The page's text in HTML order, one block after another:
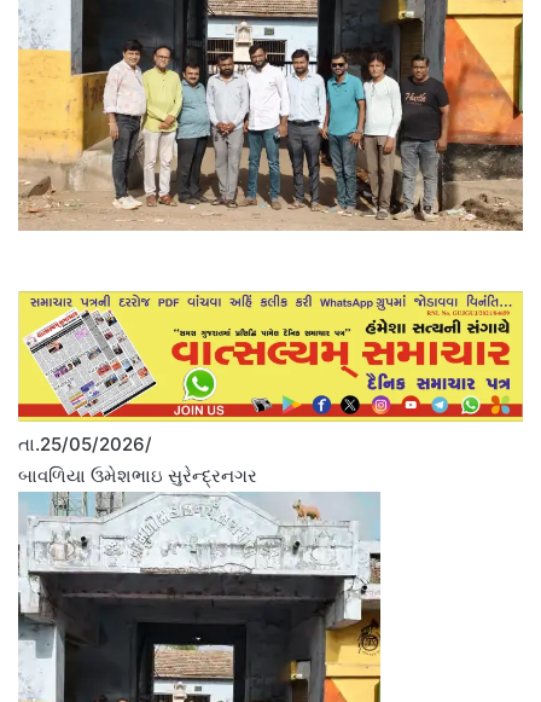
તા.25/05/2026/
બાવળિયા ઉમેશભાઇ સુરેન્દ્રનગર